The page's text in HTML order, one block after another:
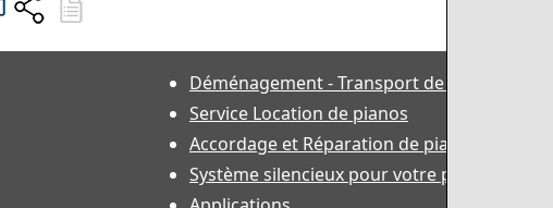
Déménagement - Transport de pianos
Service Location de pianos
Accordage et Réparation de piano
Système silencieux pour votre piano